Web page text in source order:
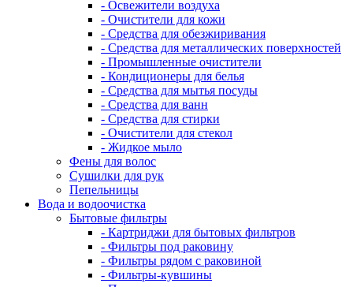
- Освежители воздуха
- Очистители для кожи
- Средства для обезжиривания
- Средства для металлических поверхностей
- Промышленные очистители
- Кондиционеры для белья
- Средства для мытья посуды
- Средства для ванн
- Средства для стирки
- Очистители для стекол
- Жидкое мыло
Фены для волос
Сушилки для рук
Пепельницы
Вода и водоочистка
Бытовые фильтры
- Картриджи для бытовых фильтров
- Фильтры под раковину
- Фильтры рядом с раковиной
- Фильтры-кувшины